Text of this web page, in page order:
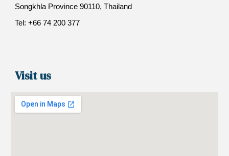
Songkhla Province 90110, Thailand
Tel: +66 74 200 377
Visit us